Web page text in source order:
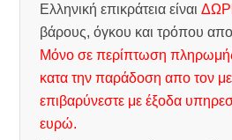
Ελληνική επικράτεια είναι
βάρους, όγκου και τρόπου
Μόνο σε περίπτωση πληρωμής
κατα την παράδοση απο τον
επιβαρύνεστε με έξοδα
ευρώ.